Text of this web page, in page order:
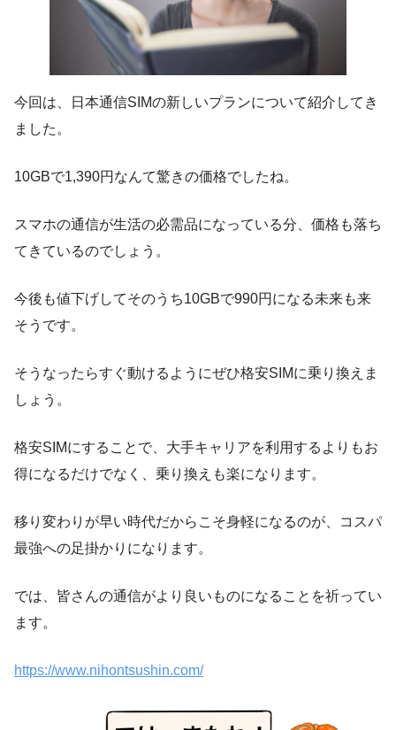
今回は、日本通信SIMの新しいプランについて紹介してき
ました。
10GBで1,390円なんて驚きの価格でしたね。
スマホの通信が生活の必需品になっている分、価格も落ち
てきているのでしょう。
今後も値下げしてそのうち10GBで990円になる未来も来
そうです。
そうなったらすぐ動けるようにぜひ格安SIMに乗り換えま
しょう。
格安SIMにすることで、大手キャリアを利用するよりもお
得になるだけでなく、乗り換えも楽になります。
移り変わりが早い時代だからこそ身軽になるのが、コスパ
最強への足掛かりになります。
では、皆さんの通信がより良いものになることを祈ってい
ます。
https://www.nihontsushin.com/